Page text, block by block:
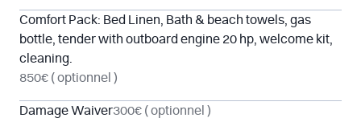
Comfort Pack: Bed Linen, Bath & beach towels, gas
bottle, tender with outboard engine 20 hp, welcome kit,
cleaning.
850€ ( optionnel )
Damage Waiver300€ ( optionnel )